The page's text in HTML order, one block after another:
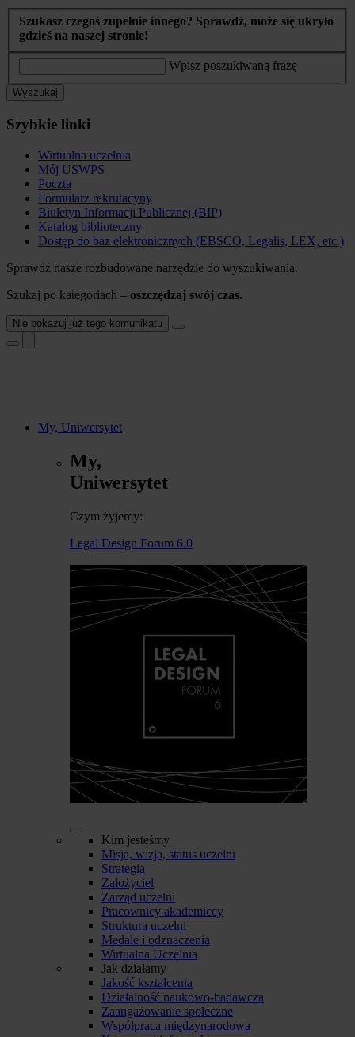
Szukasz czegoś zupełnie innego? Sprawdź, może się ukryło
gdzieś na naszej stronie!
Wpisz poszukiwaną frazę
Wyszukaj
Szybkie linki
Wirtualna uczelnia
Mój USWPS
Poczta
Formularz rekrutacyny
Biuletyn Informacji Publicznej (BIP)
Katalog biblioteczny
Dostęp do baz elektronicznych (EBSCO, Legalis, LEX, etc.)
Sprawdź nasze rozbudowane narzędzie do wyszukiwania.
Szukaj po kategoriach – oszczędzaj swój czas.
Nie pokazuj już tego komunikatu
My, Uniwersytet
My,
Uniwersytet
Czym żyjemy:
Legal Design Forum 6.0
Kim jesteśmy
Misja, wizja, status uczelni
Strategia
Założyciel
Zarząd uczelni
Pracownicy akademiccy
Struktura uczelni
Medale i odznaczenia
Wirtualna Uczelnia
Jak działamy
Jakość kształcenia
Działalność naukowo-badawcza
Zaangażowanie społeczne
Współpraca międzynarodowa